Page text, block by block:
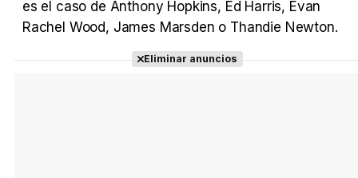
es el caso de Anthony Hopkins, Ed Harris, Evan
Rachel Wood, James Marsden o Thandie Newton.
Eliminar anuncios